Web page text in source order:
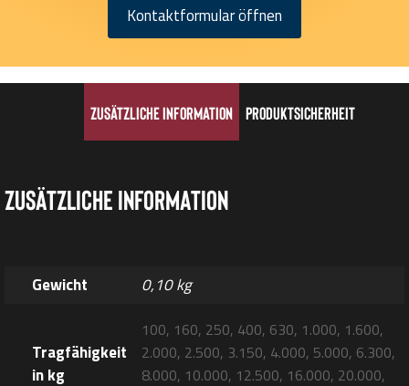
Kontaktformular öffnen
Zusätzliche Information Produktsicherheit
Zusätzliche Information
Gewicht 0,10 kg
Tragfähigkeit
in kg
100, 160, 250, 400, 630, 1.000, 1.600,
2.000, 2.500, 3.150, 4.000, 5.000, 6.300,
8.000, 10.000, 12.500, 16.000, 20.000,